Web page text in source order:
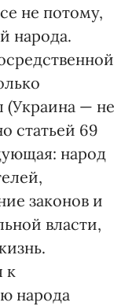
не потому,
народа.
— не
статьей 69
народ
законов и
власти,
к
народа